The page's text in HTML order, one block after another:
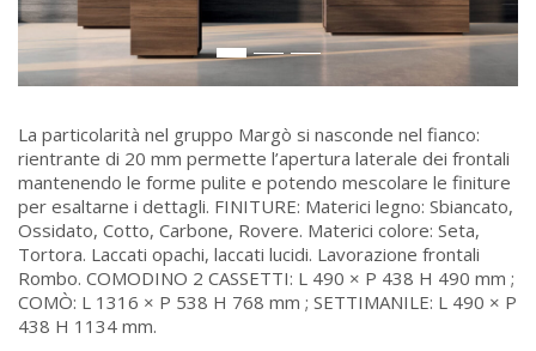
La particolarità nel gruppo Margò si nasconde nel fianco:
rientrante di 20 mm permette l’apertura laterale dei frontali
mantenendo le forme pulite e potendo mescolare le finiture
per esaltarne i dettagli. FINITURE: Materici legno: Sbiancato,
Ossidato, Cotto, Carbone, Rovere. Materici colore: Seta,
Tortora. Laccati opachi, laccati lucidi. Lavorazione frontali
Rombo. COMODINO 2 CASSETTI: L 490 × P 438 H 490 mm ;
COMÒ: L 1316 × P 538 H 768 mm ; SETTIMANILE: L 490 × P
438 H 1134 mm.